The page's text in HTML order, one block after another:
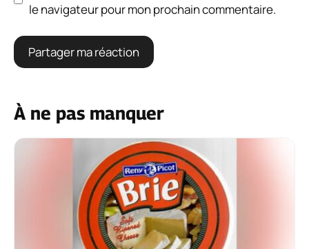
le navigateur pour mon prochain commentaire.
À ne pas manquer